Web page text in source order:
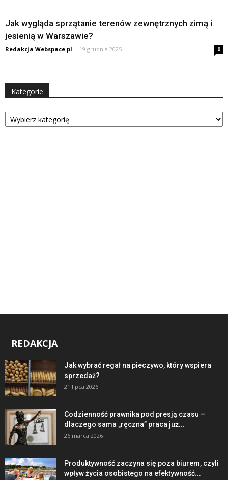
Jak wygląda sprzątanie terenów zewnętrznych zimą i
jesienią w Warszawie?
Redakcja Webspace.pl - 19 grudnia 2025 0
Kategorie
Kategorie
REDAKCJA
Jak wybrać regał na pieczywo, który wspiera
sprzedaż?
21 lipca 2026
Codzienność prawnika pod presją czasu –
dlaczego sama „ręczna” praca już...
26 marca 2026
Produktywność zaczyna się poza biurem, czyli
wpływ życia osobistego na efektywność...